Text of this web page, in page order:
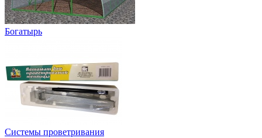
Богатырь
Системы проветривания